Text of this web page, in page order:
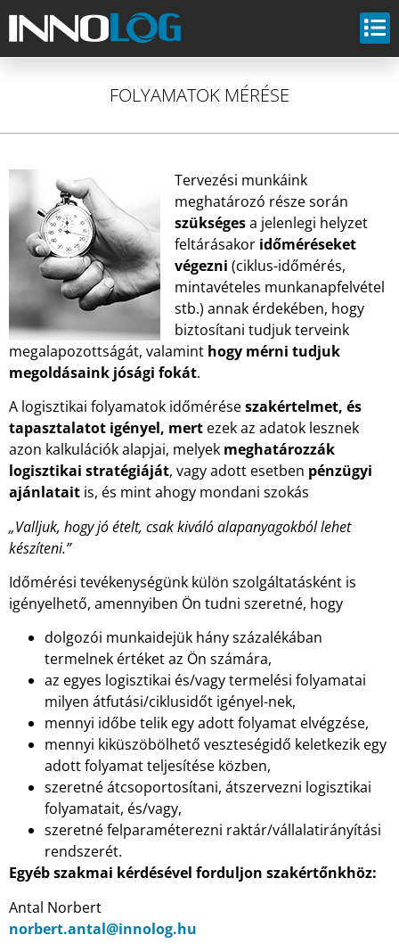
FOLYAMATOK MÉRÉSE
Tervezési munkáink
meghatározó része során
szükségesa jelenlegi helyzet
feltárásakor időméréseket
végezni (ciklus-időmérés,
mintavételes munkanapfelvétel
stb.) annak érdekében, hogy
biztosítani tudjuk terveink
megalapozottságát, valamint hogy mérni tudjuk
megoldásaink jósági fokát.
A logisztikai folyamatok időméréseszakértelmet, és
tapasztalatot igényel, mert ezek az adatok lesznek
azon kalkulációk alapjai, melyek meghatározzák
logisztikai stratégiáját, vagy adott esetben pénzügyi
ajánlatait is, és mint ahogy mondani szokás
„Valljuk, hogy jó ételt, csak kiváló alapanyagokból lehet
készíteni.”
Időmérési tevékenységünk külön szolgáltatásként is
igényelhető, amennyiben Ön tudni szeretné, hogy
dolgozói munkaidejük hány százalékában
termelnek értéket az Ön számára,
az egyes logisztikai és/vagy termelési folyamatai
milyen átfutási/ciklusidőt igényel-nek,
mennyi időbe telik egy adott folyamat elvégzése,
mennyi kiküszöbölhető veszteségidő keletkezik egy
adott folyamat teljesítése közben,
szeretné átcsoportosítani, átszervezni logisztikai
folyamatait, és/vagy,
szeretné felparaméterezni raktár/vállalatirányítási
rendszerét.
Egyéb szakmai kérdésével forduljon szakértőnkhöz:
Antal Norbert
norbert.antal@innolog.hu